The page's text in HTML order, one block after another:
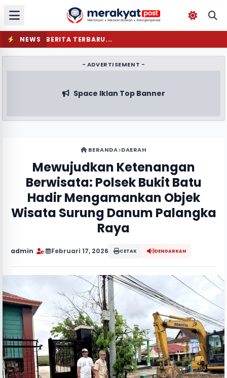
NEWS
MEMUAT BERITA TERBARU...
- ADVERTISEMENT -
Space Iklan Top Banner
BERANDA DAERAH
Mewujudkan Ketenangan
Berwisata: Polsek Bukit Batu
Hadir Mengamankan Objek
Wisata Surung Danum Palangka
Raya
admin Februari 17, 2026 CETAK DENGARKAN